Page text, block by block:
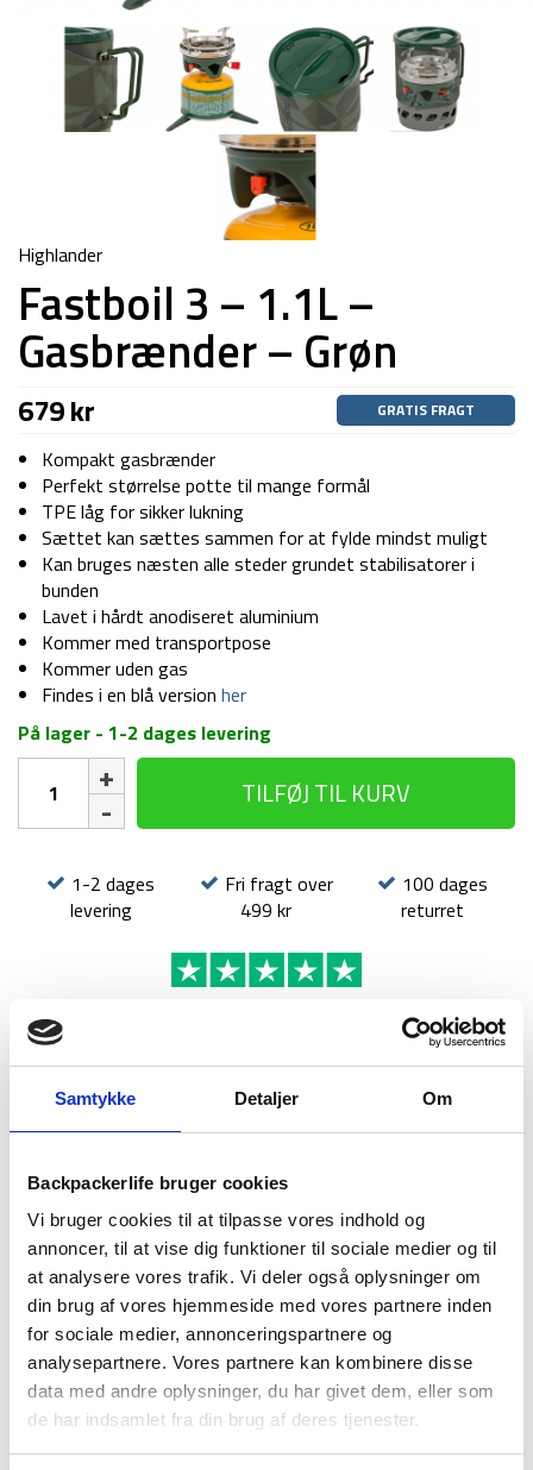
Samtykke Detaljer Om
Backpackerlife bruger cookies
Vi bruger cookies til at tilpasse vores indhold og
annoncer, til at vise dig funktioner til sociale medier og til
at analysere vores trafik. Vi deler også oplysninger om
din brug af vores hjemmeside med vores partnere inden
for sociale medier, annonceringspartnere og
analysepartnere. Vores partnere kan kombinere disse
data med andre oplysninger, du har givet dem, eller som
de har indsamlet fra din brug af deres tjenester.
Highlander
Fastboil 3 – 1.1L –
Gasbrænder – Grøn
679kr GRATIS FRAGT
Kompakt gasbrænder
Perfekt størrelse potte til mange formål
TPE låg for sikker lukning
Sættet kan sættes sammen for at fylde mindst muligt
Kan bruges næsten alle steder grundet stabilisatorer i
bunden
Lavet i hårdt anodiseret aluminium
Kommer med transportpose
Kommer uden gas
Findes i en blå version her
På lager - 1-2 dages levering
-
Gasbrænder
TILFØJ TIL KURV
1-2 dages
levering
Fri fragt over
499 kr
100 dages
returret
BESKRIVELSE
YDERLIGERE INFORMATION
BRAND
FAQ